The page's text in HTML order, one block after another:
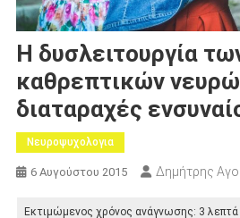
Η δυσλειτουργία
καθρεπτικών
διαταραχές
Νευροψυχολογια
6 Αυγούστου 2015 Δημήτρης